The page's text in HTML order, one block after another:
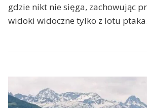
gdzie nikt nie sięga, zachowując
widoki widoczne tylko z lotu